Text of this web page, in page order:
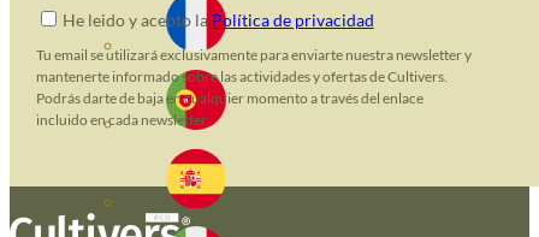
He leido y acepto la Política de privacidad
Tu email se utilizará exclusivamente para enviarte nuestra newsletter y
mantenerte informado sobre las actividades y ofertas de Cultivers.
Podrás darte de baja en cualquier momento a través del enlace
incluido en cada newsletter.